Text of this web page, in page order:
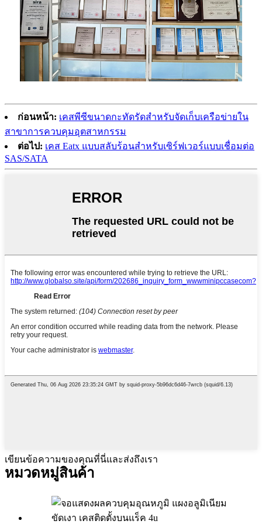
ก่อนหน้า: เคสพีซีขนาดกะทัดรัดสำหรับจัดเก็บเครือข่ายใน
สาขาการควบคุมอุตสาหกรรม
ต่อไป: เคส Eatx แบบสลับร้อนสำหรับเซิร์ฟเวอร์แบบเชื่อมต่อ
SAS/SATA
เขียนข้อความของคุณที่นี่และส่งถึงเรา
หมวดหมู่สินค้า